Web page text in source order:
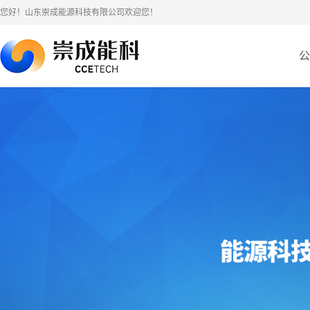
您好！山东崇成能源科技有限公司欢迎您！